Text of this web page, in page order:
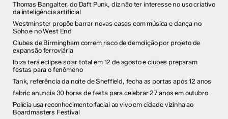
Thomas Bangalter, do Daft Punk, diz não ter interesse no uso criativo
da inteligência artificial
Westminster propõe barrar novas casas com música e dança no
Soho e no West End
Clubes de Birmingham correm risco de demolição por projeto de
expansão ferroviária
Ibiza terá eclipse solar total em 12 de agosto e clubes preparam
festas para o fenômeno
Tank, referência da noite de Sheffield, fecha as portas após 12 anos
fabric anuncia 30 horas de festa para celebrar 27 anos em outubro
Polícia usa reconhecimento facial ao vivo em cidade vizinha ao
Boardmasters Festival